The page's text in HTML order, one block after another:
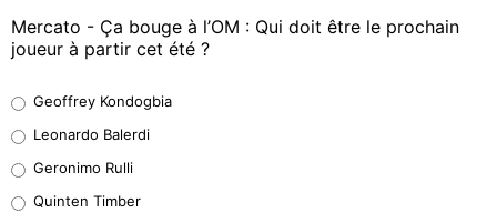
Mercato - Ça bouge à l’OM : Qui doit être le prochain
joueur à partir cet été ?
38%
32%
Geoffrey Kondogbia
Leonardo Balerdi
Geronimo Rulli
Quinten Timber